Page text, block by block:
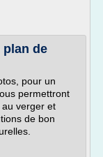
de
pour un
permettront
verger et
de bon